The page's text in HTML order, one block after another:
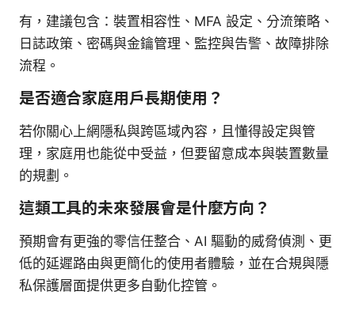
有，建議包含：裝置相容性、MFA 設定、分流策略、
日誌政策、密碼與金鑰管理、監控與告警、故障排除
流程。
是否適合家庭用戶長期使用？
若你關心上網隱私與跨區域內容，且懂得設定與管
理，家庭用也能從中受益，但要留意成本與裝置數量
的規劃。
這類工具的未來發展會是什麼方向？
預期會有更強的零信任整合、AI 驅動的威脅偵測、更
低的延遲路由與更簡化的使用者體驗，並在合規與隱
私保護層面提供更多自動化控管。